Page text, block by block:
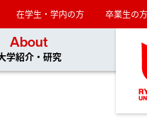
在学生・学内の方 卒業生の方
About
学紹介・研究